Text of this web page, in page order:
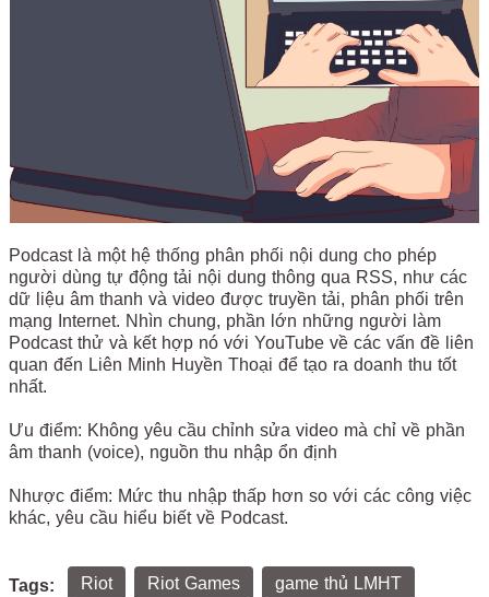
Podcast là một hệ thống phân phối nội dung cho phép
người dùng tự động tải nội dung thông qua RSS, như các
dữ liệu âm thanh và video được truyền tải, phân phối trên
mạng Internet. Nhìn chung, phần lớn những người làm
Podcast thử và kết hợp nó với YouTube về các vấn đề liên
quan đến Liên Minh Huyền Thoại để tạo ra doanh thu tốt
nhất.
Ưu điểm: Không yêu cầu chỉnh sửa video mà chỉ về phần
âm thanh (voice), nguồn thu nhập ổn định
Nhược điểm: Mức thu nhập thấp hơn so với các công việc
khác, yêu cầu hiểu biết về Podcast.
Tags: Riot Riot Games game thủ LMHT